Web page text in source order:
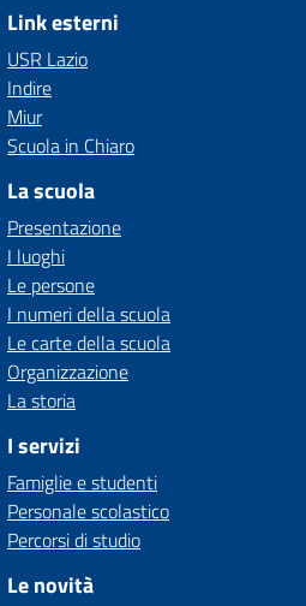
Link esterni
USR Lazio
Indire
Miur
Scuola in Chiaro
La scuola
Presentazione
I luoghi
Le persone
I numeri della scuola
Le carte della scuola
Organizzazione
La storia
I servizi
Famiglie e studenti
Personale scolastico
Percorsi di studio
Le novità